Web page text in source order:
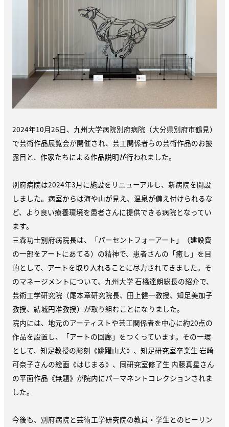
2024年10月26日、九州大学病院別府病院（大分県別府市鶴見）
で芸術作品展覧会が開催され、芸工関係者らの芸術作品のお披
露目と、作家たちによる作品説明が行われました。
別府病院は2024年3月に施設をリニューアルし、新病院を開設
しました。病室からは海や山が見え、温泉が備え付けられるな
ど、より良い療養環境を患者さんに提供できる病院となってい
ます。
三森功士別府病院長は、「パーセントフォーアート」（建設費
の一部をアートにあてる）の精神で、患者さんの「癒し」を目
的として、アートを取り入れることに尽力されてきました。そ
のマネージメントについて、 九州大学 石橋達朗総長の紹介で、
芸術工学研究院（尾本章研究院長、田上健一教授、知足美加子
教授、結城円准教授）が取り組むことになりました。
院内には、地元のアーティストや芸工関係者を中心に約20点の
作品を設置し、「アートの回廊」をつくっています。その一環
として、知足教授の彫刻《跳躍山犬》、知足研究室卒業生 岩崎
可奈子さんの絵画《はじまる》、同研究室修了生 内藤真星さん
の平面作品《無題》が院内にパーマネントコレクションされま
した。
今後も、別府病院と芸術工学研究院の教員・学生とのヒーリン